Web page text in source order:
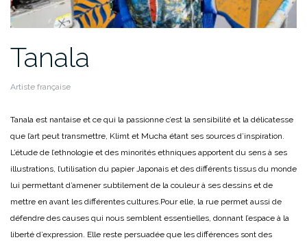
Tanala
Artiste française
Tanala est nantaise et ce qui la passionne c’est la sensibilité et la délicatesse
que l’art peut transmettre, Klimt et Mucha étant ses sources d’inspiration.
L’étude de l’ethnologie et des minorités ethniques apportent du sens à ses
illustrations, l’utilisation du papier Japonais et des différents tissus du monde
lui permettant d’amener subtilement de la couleur à ses dessins et de
mettre en avant les différentes cultures.Pour elle, la rue permet aussi de
défendre des causes qui nous semblent essentielles, donnant l’espace à la
liberté d’expression. Elle reste persuadée que les différences sont des